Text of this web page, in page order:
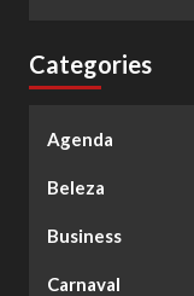
Categories
Agenda
Beleza
Business
Carnaval